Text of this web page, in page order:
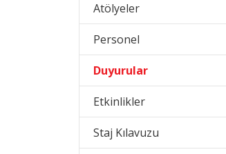
Atölyeler
Personel
Duyurular
Etkinlikler
Staj Kılavuzu